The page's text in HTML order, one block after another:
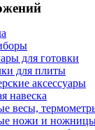
для готовки
для плиты
аксессуары
навеска
весы,
ножи и